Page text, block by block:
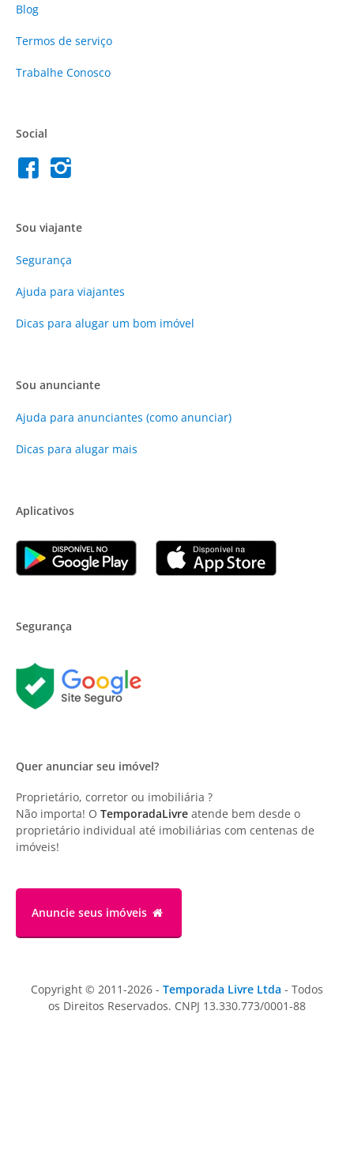
Blog
Termos de serviço
Trabalhe Conosco
Social
Sou viajante
Segurança
Ajuda para viajantes
Dicas para alugar um bom imóvel
Sou anunciante
Ajuda para anunciantes (como anunciar)
Dicas para alugar mais
Aplicativos
Segurança
Quer anunciar seu imóvel?
Proprietário, corretor ou imobiliária ?
Não importa! O TemporadaLivre atende bem desde o
proprietário individual até imobiliárias com centenas de
imóveis!
Anuncie seus imóveis
Copyright © 2011-2026 - Temporada Livre Ltda - Todos
os Direitos Reservados. CNPJ 13.330.773/0001-88